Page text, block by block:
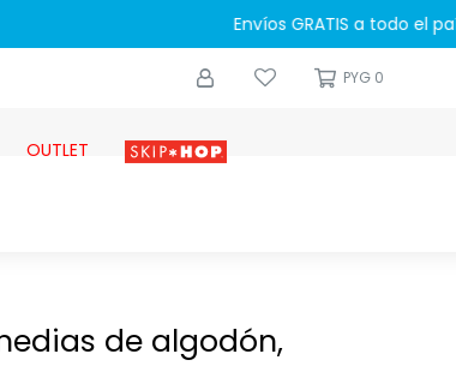
OUTLET Skip-hop
PYG 0
de algodón,